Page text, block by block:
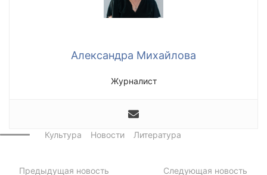
Александра Михайлова
Журналист
Культура Новости Литература
Предыдущая новость Следующая новость